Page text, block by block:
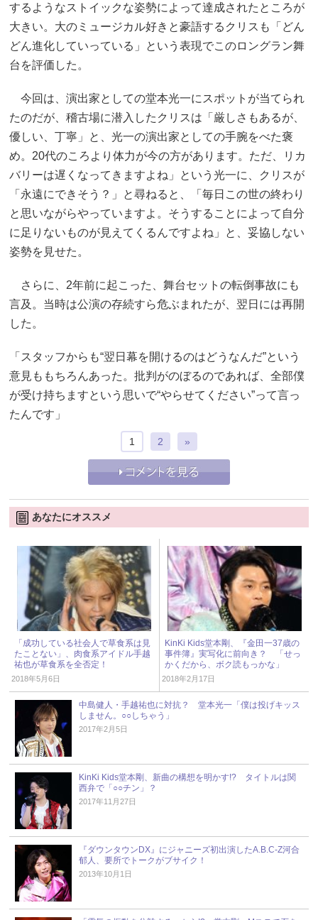
するようなストイックな姿勢によって達成されたところが
大きい。大のミュージカル好きと豪語するクリスも「どん
どん進化していっている」という表現でこのロングラン舞
台を評価した。
今回は、演出家としての堂本光一にスポットが当てられ
たのだが、稽古場に潜入したクリスは「厳しさもあるが、
優しい、丁寧」と、光一の演出家としての手腕をべた褒
め。20代のころより体力が今の方があります。ただ、リカ
バリーは遅くなってきますよね」という光一に、クリスが
「永遠にできそう？」と尋ねると、「毎日この世の終わり
と思いながらやっていますよ。そうすることによって自分
に足りないものが見えてくるんですよね」と、妥協しない
姿勢を見せた。
さらに、2年前に起こった、舞台セットの転倒事故にも
言及。当時は公演の存続すら危ぶまれたが、翌日には再開
した。
「スタッフからも“翌日幕を開けるのはどうなんだ”という
意見ももちろんあった。批判がのぼるのであれば、全部僕
が受け持ちますという思いで“やらせてください”って言っ
たんです」
1 2 »
あなたにオススメ
「成功している社会人で草食系は見
たことない」、肉食系アイドル手越
祐也が草食系を全否定！
2018年5月6日
KinKi Kids堂本剛、『金田一37歳の
事件簿』実写化に前向き？ 「せっ
かくだから、ボク読もっかな」
2018年2月17日
中島健人・手越祐也に対抗？ 堂本光一「僕は投げキッス
しません。○○しちゃう」
2017年2月5日
KinKi Kids堂本剛、新曲の構想を明かす!? タイトルは関
西弁で「○○チン」？
2017年11月27日
『ダウンタウンDX』にジャニーズ初出演したA.B.C-Z河合
郁人、要所でトークがブサイク！
2013年10月1日